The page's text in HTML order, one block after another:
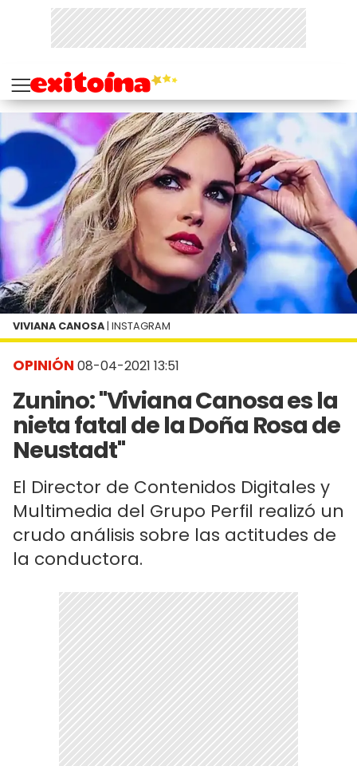
OPINIÓN 08-04-2021 13:51
Zunino: "Viviana Canosa es la
nieta fatal de la Doña Rosa de
Neustadt"
El Director de Contenidos Digitales y
Multimedia del Grupo Perfil realizó un
crudo análisis sobre las actitudes de
la conductora.
VIVIANA CANOSA | INSTAGRAM